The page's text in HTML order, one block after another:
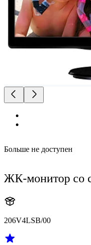
Больше не доступен
ЖК-монитор со
206V4LSB/00